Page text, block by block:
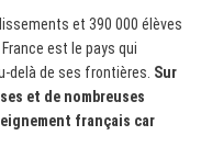
et 390 000 élèves
est le pays qui
delà de ses frontières. Sur
et de nombreuses
français car